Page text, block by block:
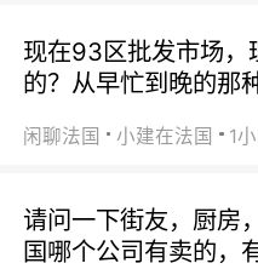
现在93区批发市场，
的？从早忙到晚的那
闲聊法国 小建在法国 1
请问一下街友，厨房
国哪个公司有卖的，